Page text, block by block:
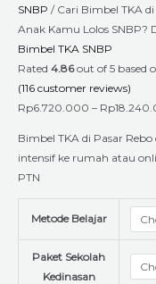
SNBP / Cari Bimbel TKA
Anak Kamu Lolos SNBP?
Bimbel TKA SNBP
Rated 4.86out of 5 based
(116 customer reviews)
Rp6.720.000 – Rp
Bimbel TKA di Pasar
intensif ke rumah atau
PTN
Metode Belajar
Paket Sekolah
Kedinasan